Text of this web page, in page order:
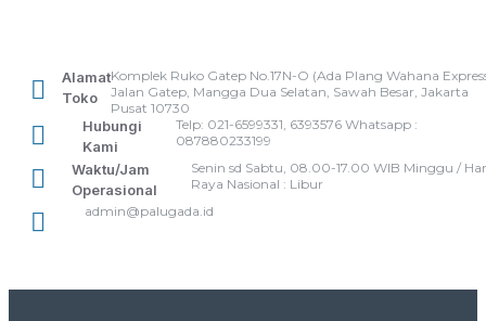
Alamat
Toko
Komplek Ruko Gatep No.17N-O (Ada Plang Wahana
Jalan Gatep, Mangga Dua Selatan, Sawah Besar, Jakarta
Pusat 10730
Hubungi
Kami
Telp: 021-6599331, 6393576 Whatsapp :
087880233199
Waktu/Jam
Operasional
Senin sd Sabtu, 08.00-17.00 WIB Minggu /
Raya Nasional : Libur
admin@palugada.id